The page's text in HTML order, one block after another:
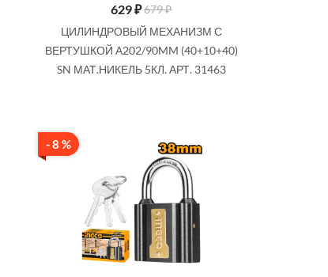
629₽679 ₽
ЦИЛИНДРОВЫЙ МЕХАНИЗМ С
ВЕРТУШКОЙ А202/90MM (40+10+40)
SN МАТ.НИКЕЛЬ 5КЛ. АРТ. 31463
- 8 %